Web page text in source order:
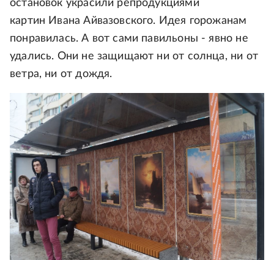
остановок украсили репродукциями
картин Ивана Айвазовского. Идея горожанам
понравилась. А вот сами павильоны - явно не
удались. Они не защищают ни от солнца, ни от
ветра, ни от дождя.